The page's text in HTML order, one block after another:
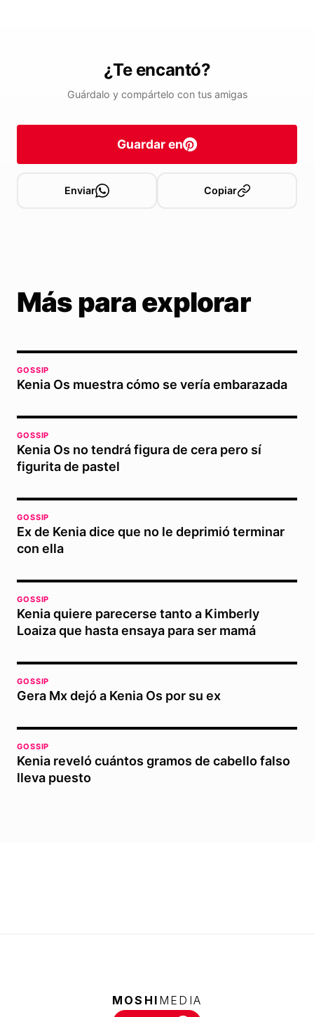
¿Te encantó?
Guárdalo y compártelo con tus amigas
Guardar en
Enviar Copiar
Más para explorar
GOSSIP
Kenia Os muestra cómo se vería embarazada
GOSSIP
Kenia Os no tendrá figura de cera pero sí
figurita de pastel
GOSSIP
Ex de Kenia dice que no le deprimió terminar
con ella
GOSSIP
Kenia quiere parecerse tanto a Kimberly
Loaiza que hasta ensaya para ser mamá
GOSSIP
Gera Mx dejó a Kenia Os por su ex
GOSSIP
Kenia reveló cuántos gramos de cabello falso
lleva puesto
MOSHI MEDIA